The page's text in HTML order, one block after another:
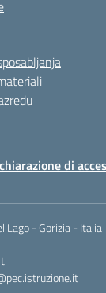
di
Lago - Gorizia - Italia